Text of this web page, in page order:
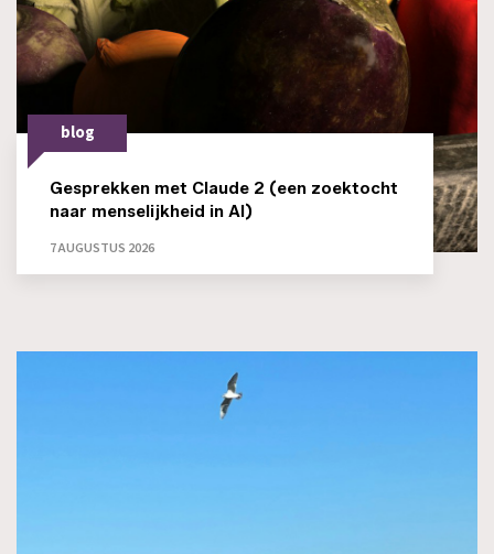
blog
Gesprekken met Claude 2 (een zoektocht
naar menselijkheid in AI)
7 AUGUSTUS 2026